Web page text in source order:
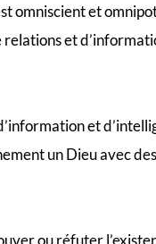
et
et
et
un Dieu avec
ou réfuter